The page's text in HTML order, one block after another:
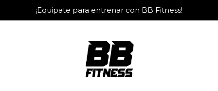
¡Equipate para entrenar con BB Fitness!